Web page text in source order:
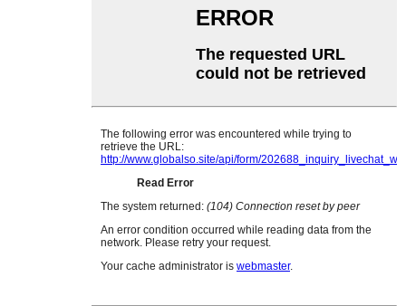
Samoan
Scots Gaelic
Sindhi
Swahili
Tajik
Thai
Ukrainian
Urdu